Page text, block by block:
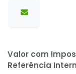
Valor com
Referência